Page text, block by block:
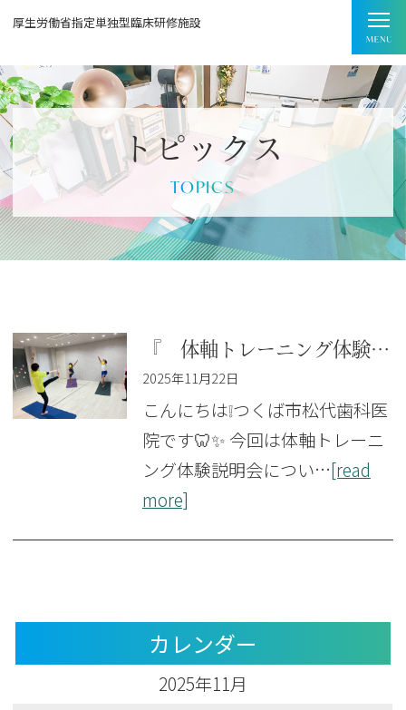
厚生労働省指定単独型臨床研修施設
トピックス
TOPICS
『 体軸トレーニング体験説明会案内２ 』
2025年11月22日
こんにちは❕つくば市松代歯科医
院です🦷✨ 今回は体軸トレーニ
ング体験説明会につい…[read
more]
カレンダー
2025年11月